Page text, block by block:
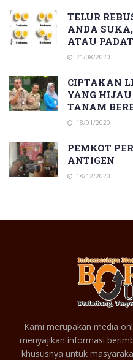
TELUR
ANDA
ATAU
21/08/2020
CIPTAKAN
YANG HIJAU
TANAM
18/01/2020
PEMKOT
ANTIGEN
18/12/2020
Kami merupakan media
menyajikan informasi
khususnya untuk